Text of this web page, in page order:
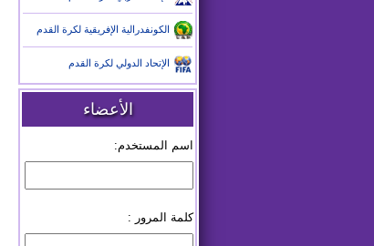
الكونفدرالية الإفريقية لكرة القدم
الإتحاد الدولي لكرة القدم
الأعضاء
اسم المستخدم:
كلمة المرور :